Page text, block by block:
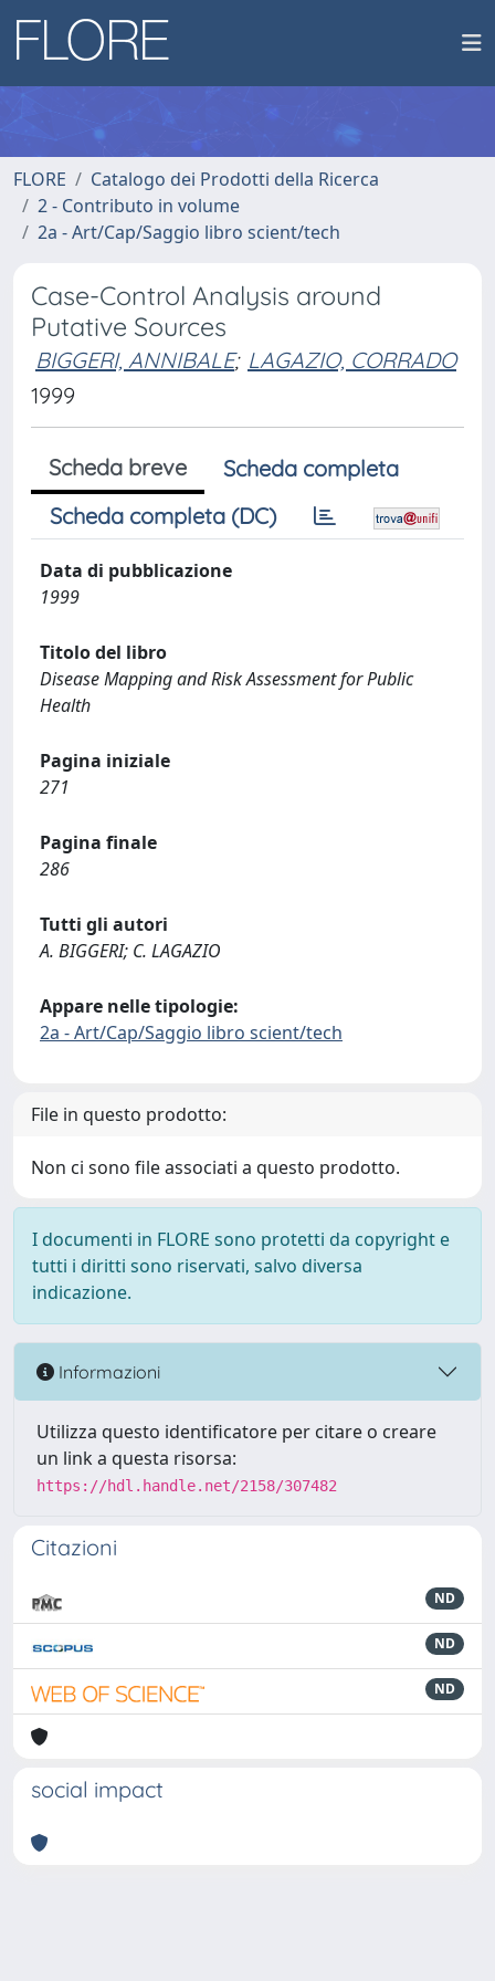
FLORE
Catalogo dei Prodotti della Ricerca
2 - Contributo in volume
2a - Art/Cap/Saggio libro scient/tech
Case-Control Analysis around
Putative Sources
BIGGERI, ANNIBALE; LAGAZIO, CORRADO
1999
Scheda breve
Scheda completa
Scheda completa (DC)
Data di pubblicazione
1999
Titolo del libro
Disease Mapping and Risk Assessment for Public
Health
Pagina iniziale
271
Pagina finale
286
Tutti gli autori
A. BIGGERI; C. LAGAZIO
Appare nelle tipologie:
2a - Art/Cap/Saggio libro scient/tech
File in questo prodotto:
Non ci sono file associati a questo prodotto.
I documenti in FLORE sono protetti da copyright e
tutti i diritti sono riservati, salvo diversa
indicazione.
Informazioni
Utilizza questo identificatore per citare o creare
un link a questa risorsa:
https://hdl.handle.net/2158/307482
Citazioni
ND
ND
ND
social impact